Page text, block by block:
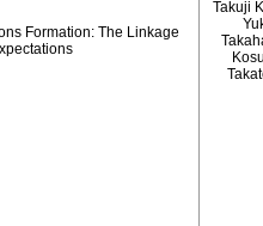
Formation: The Linkage
Takuji